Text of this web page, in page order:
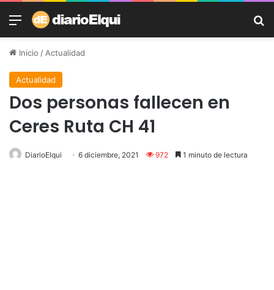
Menú
Inicio /Actualidad
Actualidad
Dos personas fallecen en
Ceres Ruta CH 41
DiarioElqui 6 diciembre, 2021 972 1 minuto de lectura